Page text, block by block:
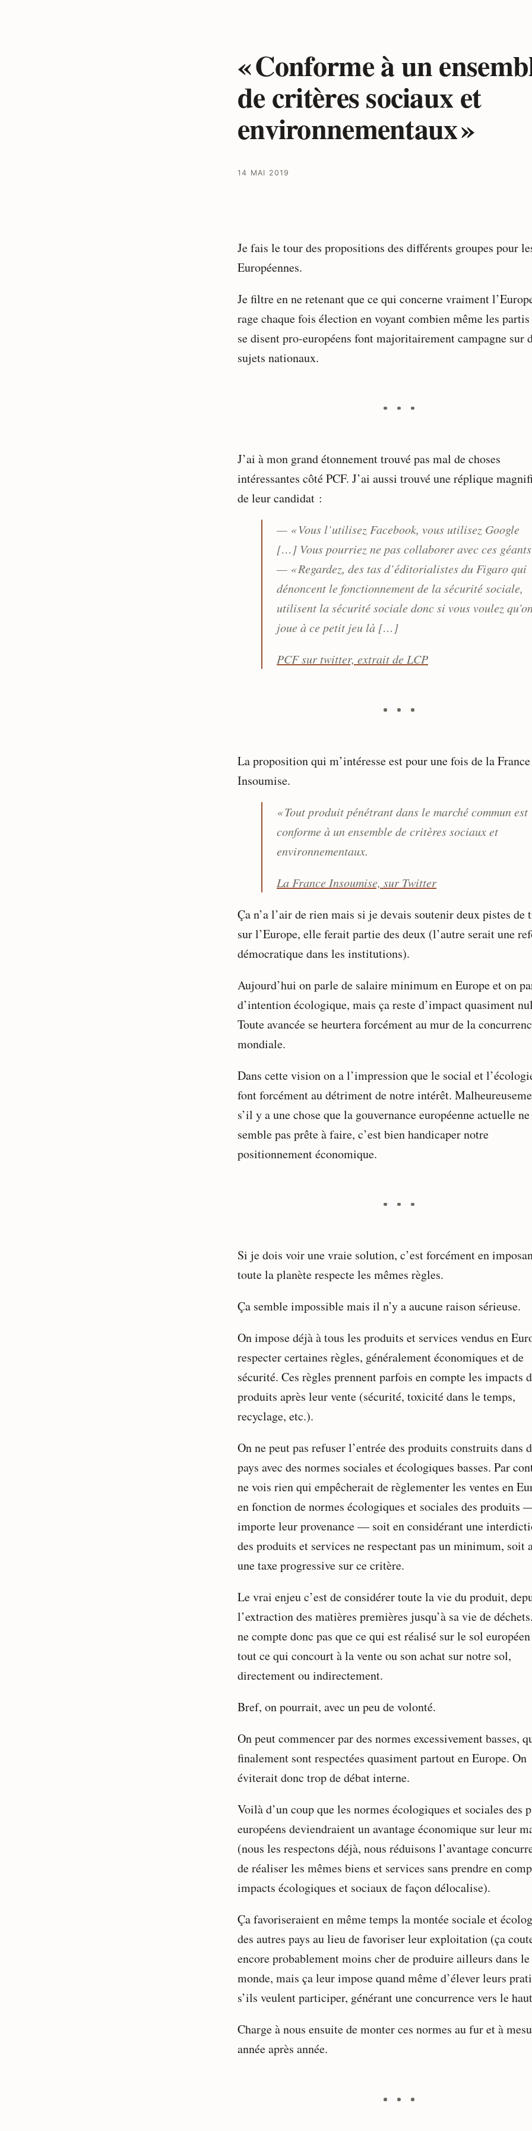
« Conforme à un
de critères sociaux et
environnementaux »
14 MAI 2019
Je fais le tour des propositions des différents groupes pour
Européennes.
Je filtre en ne retenant que ce qui concerne vraiment
rage chaque fois élection en voyant combien même les
se disent pro-européens font majoritairement campagne sur
sujets nationaux.
J’ai à mon grand étonnement trouvé pas mal de choses
intéressantes côté PCF. J’ai aussi trouvé une réplique
de leur candidat :
— « Vous l’utilisez Facebook, vous utilisez Google
[…] Vous pourriez ne pas collaborer avec ces géants
— « Regardez, des tas d’éditorialistes du Figaro qui
dénoncent le fonctionnement de la sécurité sociale,
utilisent la sécurité sociale donc si vous voulez
joue à ce petit jeu là […]
PCF sur twitter, extrait de LCP
La proposition qui m’intéresse est pour une fois de la France
Insoumise.
« Tout produit pénétrant dans le marché commun est
conforme à un ensemble de critères sociaux et
environnementaux.
La France Insoumise, sur Twitter
Ça n’a l’air de rien mais si je devais soutenir deux pistes de
sur l’Europe, elle ferait partie des deux (l’autre serait une
démocratique dans les institutions).
Aujourd’hui on parle de salaire minimum en Europe et on
d’intention écologique, mais ça reste d’impact quasiment
Toute avancée se heurtera forcément au mur de la
mondiale.
Dans cette vision on a l’impression que le social et
font forcément au détriment de notre intérêt.
s’il y a une chose que la gouvernance européenne actuelle ne
semble pas prête à faire, c’est bien handicaper notre
positionnement économique.
Si je dois voir une vraie solution, c’est forcément en
toute la planète respecte les mêmes règles.
Ça semble impossible mais il n’y a aucune raison sérieuse.
On impose déjà à tous les produits et services vendus en
respecter certaines règles, généralement économiques et de
sécurité. Ces règles prennent parfois en compte les impacts
produits après leur vente (sécurité, toxicité dans le temps,
recyclage, etc.).
On ne peut pas refuser l’entrée des produits construits dans
pays avec des normes sociales et écologiques basses. Par
ne vois rien qui empêcherait de règlementer les ventes en
en fonction de normes écologiques et sociales des produits
importe leur provenance — soit en considérant une
des produits et services ne respectant pas un minimum, soit
une taxe progressive sur ce critère.
Le vrai enjeu c’est de considérer toute la vie du produit,
l’extraction des matières premières jusqu’à sa vie de
ne compte donc pas que ce qui est réalisé sur le sol
tout ce qui concourt à la vente ou son achat sur notre sol,
directement ou indirectement.
Bref, on pourrait, avec un peu de volonté.
On peut commencer par des normes excessivement basses,
finalement sont respectées quasiment partout en Europe. On
éviterait donc trop de débat interne.
Voilà d’un coup que les normes écologiques et sociales des
européens deviendraient un avantage économique sur leur
(nous les respectons déjà, nous réduisons l’avantage
de réaliser les mêmes biens et services sans prendre en
impacts écologiques et sociaux de façon délocalise).
Ça favoriseraient en même temps la montée sociale et
des autres pays au lieu de favoriser leur exploitation (ça
encore probablement moins cher de produire ailleurs dans le
monde, mais ça leur impose quand même d’élever leurs
s’ils veulent participer, générant une concurrence vers le
Charge à nous ensuite de monter ces normes au fur et à
année après année.